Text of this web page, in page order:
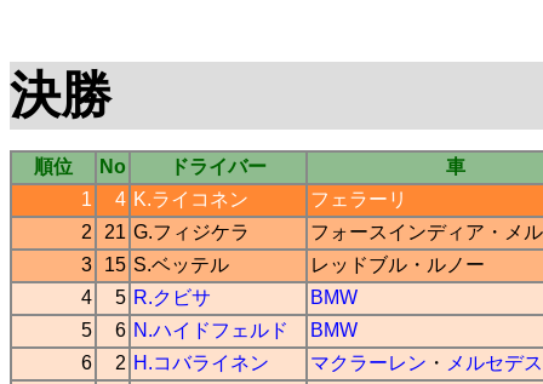
決勝
順位 No ドライバー
車
1
4 K.ライコネン
フェラーリ
2
21 G.フィジケラ フォースインディア ・ メ
3
15 S.ベッテル レッドブル ・ ルノー
4
5 R.クビサ
BMW
5
6 N.ハイドフェルド
BMW
6
2 H.コバライネン マクラーレン ・ メルセデス